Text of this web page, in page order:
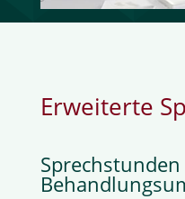
Erweiterte